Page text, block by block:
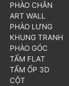
PHÀO CHÂN
ART WALL
PHÀO LƯNG
KHUNG TRANH
PHÀO GÓC
TẤM FLAT
TẤM ỐP 3D
CỘT